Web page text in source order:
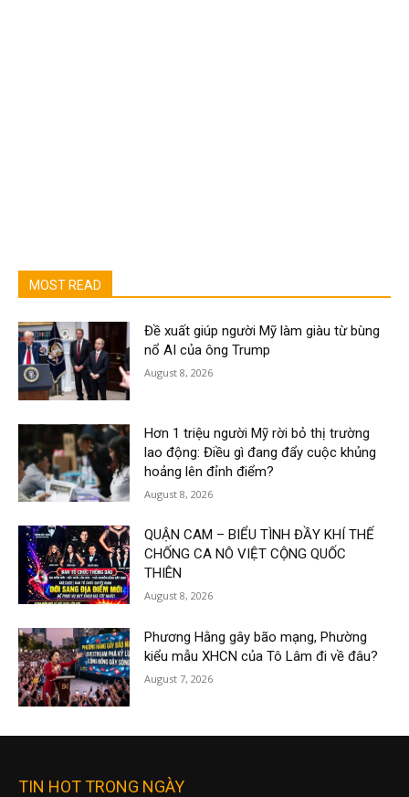
MOST READ
Đề xuất giúp người Mỹ làm giàu từ bùng
nổ AI của ông Trump
August 8, 2026
Hơn 1 triệu người Mỹ rời bỏ thị trường
lao động: Điều gì đang đẩy cuộc khủng
hoảng lên đỉnh điểm?
August 8, 2026
QUẬN CAM – BIỂU TÌNH ĐẦY KHÍ THẾ
CHỐNG CA NÔ VIỆT CỘNG QUỐC
THIÊN
August 8, 2026
Phương Hằng gây bão mạng, Phường
kiểu mẫu XHCN của Tô Lâm đi về đâu?
August 7, 2026
TIN HOT TRONG NGÀY